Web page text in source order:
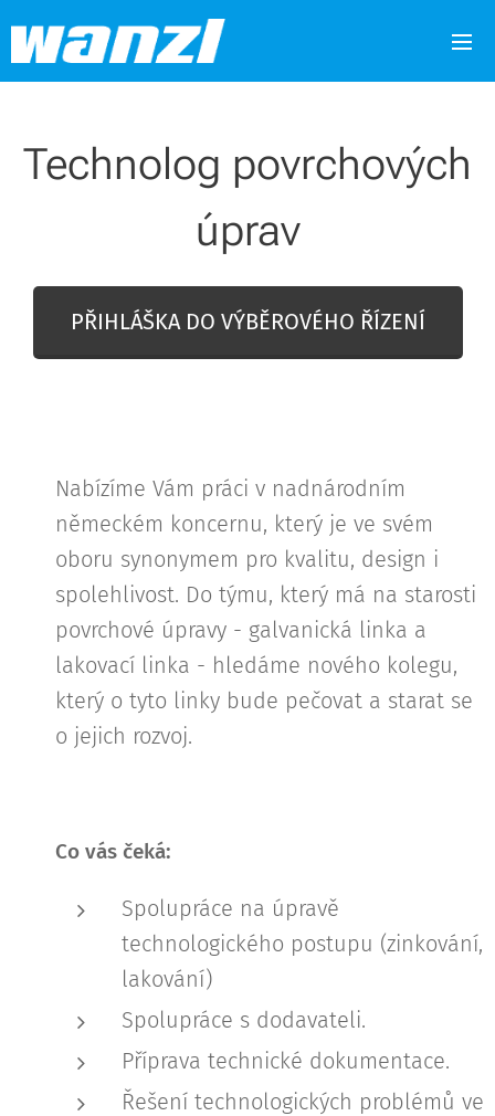
Technolog povrchových
úprav
PŘIHLÁŠKA DO VÝBĚROVÉHO ŘÍZENÍ
Nabízíme Vám práci v nadnárodním
německém koncernu, který je ve svém
oboru synonymem pro kvalitu, design i
spolehlivost. Do týmu, který má na starosti
povrchové úpravy - galvanická linka a
lakovací linka - hledáme nového kolegu,
který o tyto linky bude pečovat a starat se
o jejich rozvoj.
Co vás čeká:
Spolupráce na úpravě
technologického postupu (zinkování,
lakování)
Spolupráce s dodavateli.
Příprava technické dokumentace.
Řešení technologických problémů ve